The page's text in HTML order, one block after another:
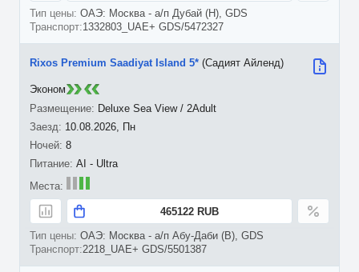
ОАЭ: Москва - а/п Дубай (H), GDS
1332803_UAE+ GDS/5472327
10.08.2026, Пн
8
Rixos Premium Saadiyat Island 5* (Садият Айленд)
Deluxe Sea View / 2Adult
AI - Ultra
465122 RUB
ОАЭ: Москва - а/п Абу-Даби (B), GDS
2218_UAE+ GDS/5501387
Эконом